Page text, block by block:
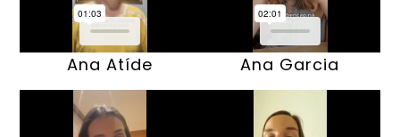
Ana Atíde Ana Garcia